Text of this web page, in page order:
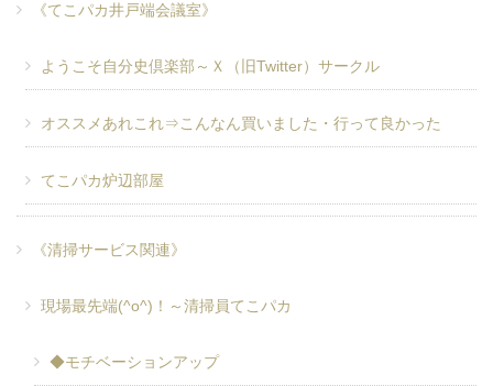
《てこパカ井戸端会議室》
ようこそ自分史倶楽部～Ｘ（旧Twitter）サークル
オススメあれこれ⇒こんなん買いました・行って良かった
てこパカ炉辺部屋
《清掃サービス関連》
現場最先端(^o^)！～清掃員てこパカ
◆モチベーションアップ